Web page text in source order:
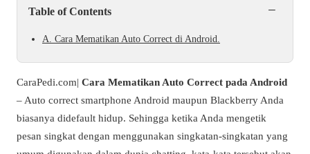
Table of Contents −
A. Cara Mematikan Auto Correct di Android.
CaraPedi.com| Cara Mematikan Auto Correct pada Android
– Auto correct smartphone Android maupun Blackberry Anda
biasanya didefault hidup. Sehingga ketika Anda mengetik
pesan singkat dengan menggunakan singkatan-singkatan yang